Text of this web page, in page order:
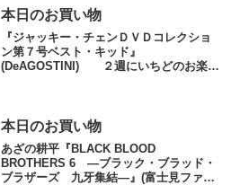
本日のお買い物
『ジャッキー・チェンＤＶＤコレクショ
ン第７号ベスト・キッド』
(DeAGOSTINI) ２週にいちどのお楽し
が、一気に時計を進めて20...
本日のお買い物
あざの耕平『BLACK BLOOD
BROTHERS 6 ―ブラック・ブラッド・
ブラザーズ 九牙集結―』(富士見ファン